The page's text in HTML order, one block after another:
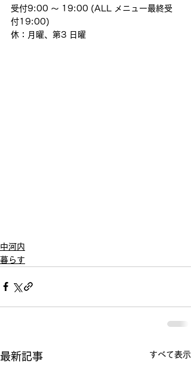
受付9:00 ～ 19:00 (ALL メニュー最終受
付19:00)
休：月曜、第3 日曜
中河内
暮らす
最新記事 すべて表示